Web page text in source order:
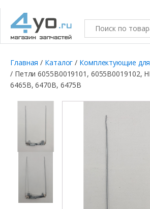
Главная / Каталог / Комплектующие
/ Петли 6055B0019101, 6055B0019102,
6465B, 6470B, 6475B